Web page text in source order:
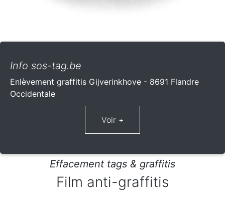
Info sos-tag.be
Enlèvement graffitis Gijverinkhove - 8691 Flandre
Occidentale
Effacement tags & graffitis
Film anti-graffitis